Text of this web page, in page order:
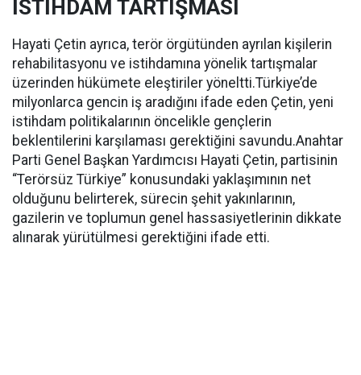
İSTİHDAM TARTIŞMASI
Hayati Çetin ayrıca, terör örgütünden ayrılan kişilerin
rehabilitasyonu ve istihdamına yönelik tartışmalar
üzerinden hükümete eleştiriler yöneltti.Türkiye’de
milyonlarca gencin iş aradığını ifade eden Çetin, yeni
istihdam politikalarının öncelikle gençlerin
beklentilerini karşılaması gerektiğini savundu.Anahtar
Parti Genel Başkan Yardımcısı Hayati Çetin, partisinin
“Terörsüz Türkiye” konusundaki yaklaşımının net
olduğunu belirterek, sürecin şehit yakınlarının,
gazilerin ve toplumun genel hassasiyetlerinin dikkate
alınarak yürütülmesi gerektiğini ifade etti.